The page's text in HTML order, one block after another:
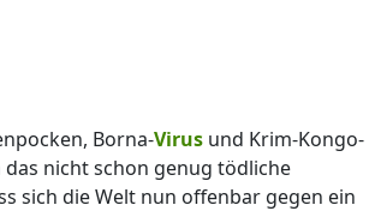
Borna-Virus und Krim-Kongo-
das nicht schon genug tödliche
sich die Welt nun offenbar gegen ein